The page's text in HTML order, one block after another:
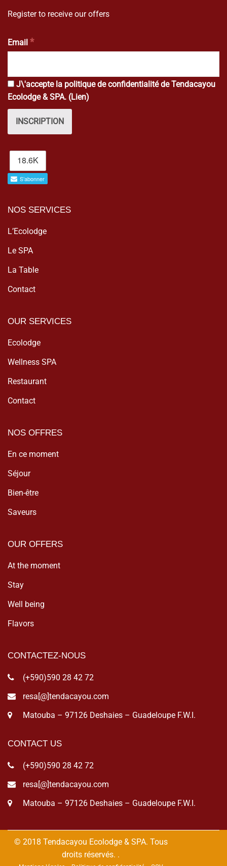
Register to receive our offers
Email *
J\'accepte la politique de confidentialité de Tendacayou
Ecolodge & SPA. (Lien)
NOS SERVICES
L’Ecolodge
Le SPA
La Table
Contact
OUR SERVICES
Ecolodge
Wellness SPA
Restaurant
Contact
NOS OFFRES
En ce moment
Séjour
Bien-être
Saveurs
OUR OFFERS
At the moment
Stay
Well being
Flavors
CONTACTEZ-NOUS
(+590)590 28 42 72
resa[@]tendacayou.com
Matouba – 97126 Deshaies – Guadeloupe F.W.I.
CONTACT US
(+590)590 28 42 72
resa[@]tendacayou.com
Matouba – 97126 Deshaies – Guadeloupe F.W.I.
© 2018 Tendacayou Ecolodge & SPA. Tous
droits réservés. .